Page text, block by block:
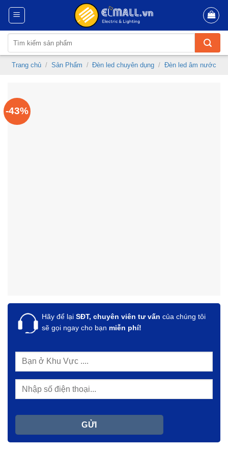
Skip
content
kiếm:
Trang chủ / Sản Phẩm / Đèn led chuyên dụng / Đèn led âm nước
-43%
Hãy để lại SĐT, chuyên viên tư vấn của chúng tôi
sẽ gọi ngay cho bạn miễn phí!